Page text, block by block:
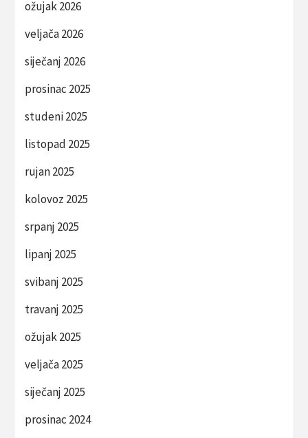
ožujak 2026
veljača 2026
siječanj 2026
prosinac 2025
studeni 2025
listopad 2025
rujan 2025
kolovoz 2025
srpanj 2025
lipanj 2025
svibanj 2025
travanj 2025
ožujak 2025
veljača 2025
siječanj 2025
prosinac 2024